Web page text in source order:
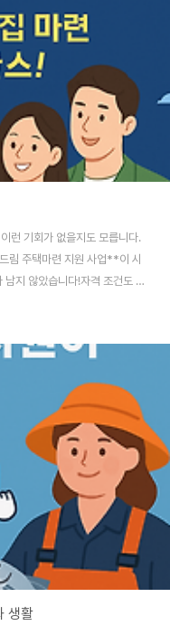
런 기회가 없을지도 모릅니다.
림 주택마련 지원 사업**이 시
지 않았습니다!자격 조건도 까
회할 이 절호의 찬스, 지금 확인
련 지원 사업은 **제주 전 지역에
력** 제주도 하영드림 주택마
생활